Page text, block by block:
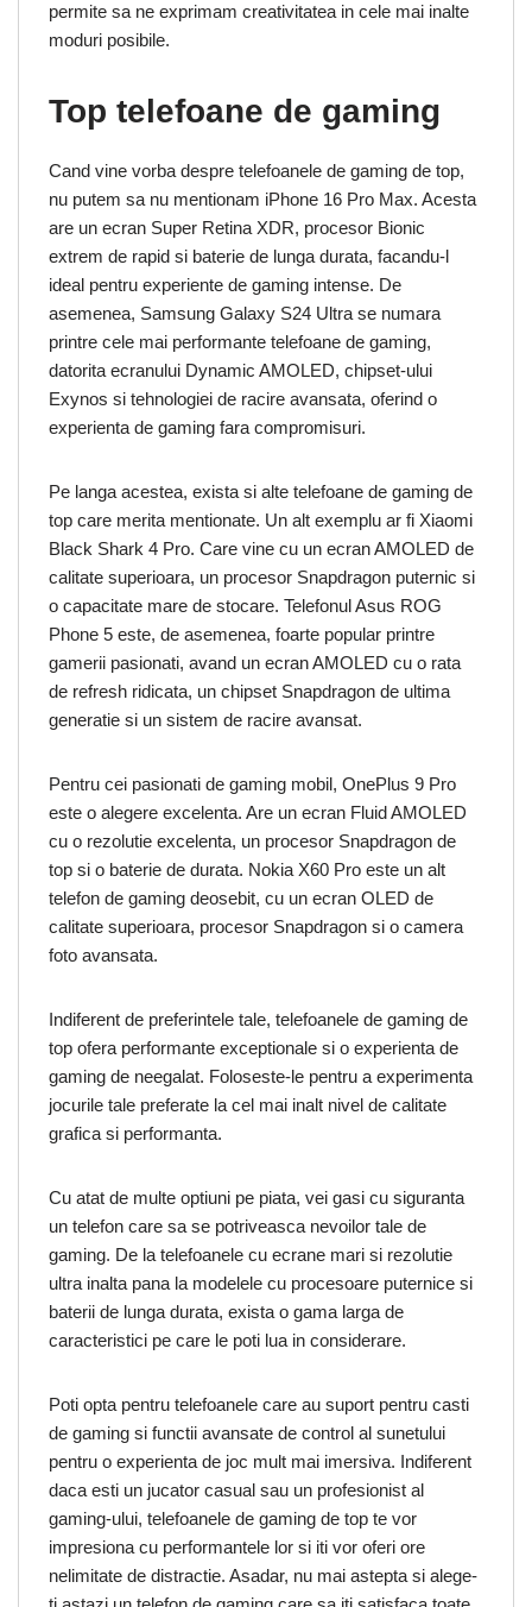
permite sa ne exprimam creativitatea in cele mai inalte
moduri posibile.
Top telefoane de gaming
Cand vine vorba despre telefoanele de gaming de top,
nu putem sa nu mentionam iPhone 16 Pro Max. Acesta
are un ecran Super Retina XDR, procesor Bionic
extrem de rapid si baterie de lunga durata, facandu-l
ideal pentru experiente de gaming intense. De
asemenea, Samsung Galaxy S24 Ultra se numara
printre cele mai performante telefoane de gaming,
datorita ecranului Dynamic AMOLED, chipset-ului
Exynos si tehnologiei de racire avansata, oferind o
experienta de gaming fara compromisuri.
Pe langa acestea, exista si alte telefoane de gaming de
top care merita mentionate. Un alt exemplu ar fi Xiaomi
Black Shark 4 Pro. Care vine cu un ecran AMOLED de
calitate superioara, un procesor Snapdragon puternic si
o capacitate mare de stocare. Telefonul Asus ROG
Phone 5 este, de asemenea, foarte popular printre
gamerii pasionati, avand un ecran AMOLED cu o rata
de refresh ridicata, un chipset Snapdragon de ultima
generatie si un sistem de racire avansat.
Pentru cei pasionati de gaming mobil, OnePlus 9 Pro
este o alegere excelenta. Are un ecran Fluid AMOLED
cu o rezolutie excelenta, un procesor Snapdragon de
top si o baterie de durata. Nokia X60 Pro este un alt
telefon de gaming deosebit, cu un ecran OLED de
calitate superioara, procesor Snapdragon si o camera
foto avansata.
Indiferent de preferintele tale, telefoanele de gaming de
top ofera performante exceptionale si o experienta de
gaming de neegalat. Foloseste-le pentru a experimenta
jocurile tale preferate la cel mai inalt nivel de calitate
grafica si performanta.
Cu atat de multe optiuni pe piata, vei gasi cu siguranta
un telefon care sa se potriveasca nevoilor tale de
gaming. De la telefoanele cu ecrane mari si rezolutie
ultra inalta pana la modelele cu procesoare puternice si
baterii de lunga durata, exista o gama larga de
caracteristici pe care le poti lua in considerare.
Poti opta pentru telefoanele care au suport pentru casti
de gaming si functii avansate de control al sunetului
pentru o experienta de joc mult mai imersiva. Indiferent
daca esti un jucator casual sau un profesionist al
gaming-ului, telefoanele de gaming de top te vor
impresiona cu performantele lor si iti vor oferi ore
nelimitate de distractie. Asadar, nu mai astepta si alege-